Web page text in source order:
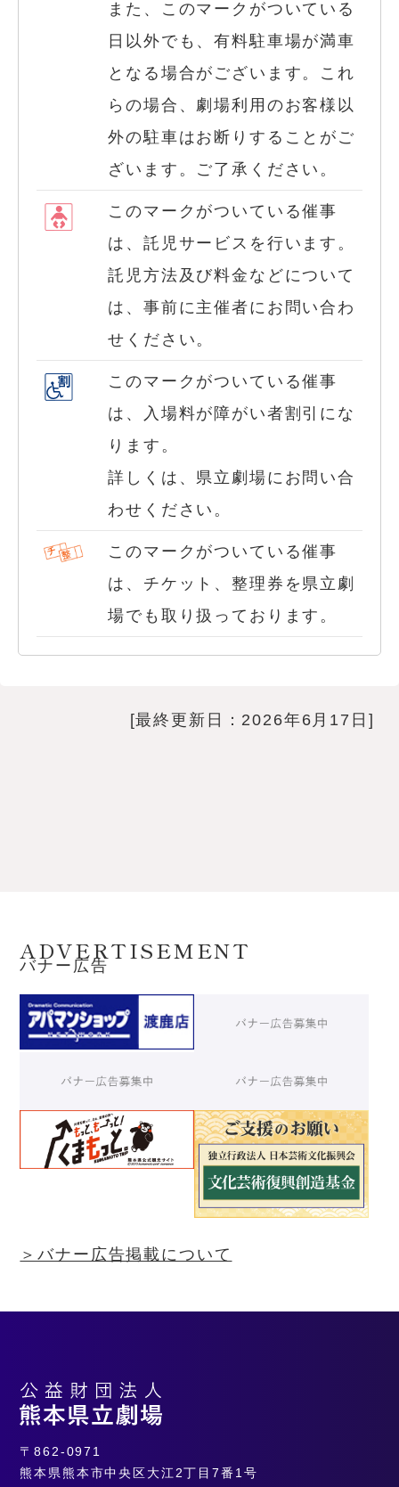
また、このマークがついている
日以外でも、有料駐車場が満車
となる場合がございます。これ
らの場合、劇場利用のお客様以
外の駐車はお断りすることがご
ざいます。ご了承ください。
このマークがついている催事
は、託児サービスを行います。
託児方法及び料金などについて
は、事前に主催者にお問い合わ
せください。
このマークがついている催事
は、入場料が障がい者割引にな
ります。
詳しくは、県立劇場にお問い合
わせください。
このマークがついている催事
は、チケット、整理券を県立劇
場でも取り扱っております。
[最終更新日：2026年6月17日]
ADVERTISEMENT
バナー広告
＞バナー広告掲載について
〒862-0971
熊本県熊本市中央区大江2丁目7番1号